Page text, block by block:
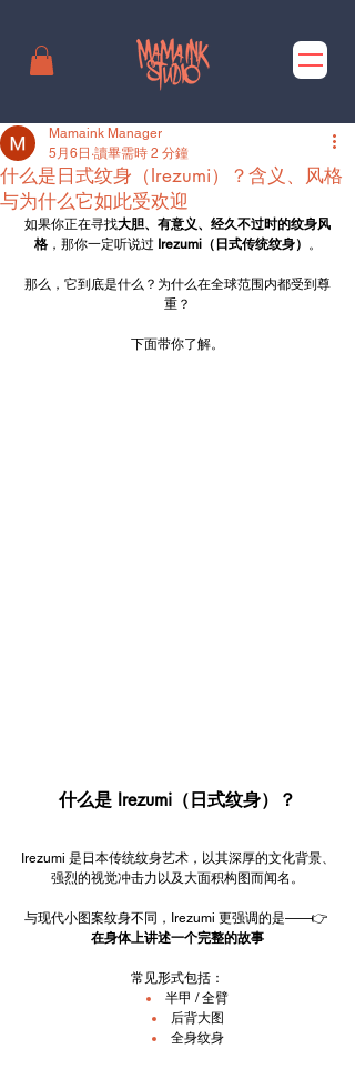
什么是日式纹身（Irezumi）？含义、风格
与为什么它如此受欢迎
Mamaink Manager
5月6日 讀畢需時 2 分鐘
如果你正在寻找大胆、有意义、经久不过时的纹身风
格，那你一定听说过 Irezumi（日式传统纹身） 。
那么，它到底是什么？为什么在全球范围内都受到尊
重？
下面带你了解。
什么是 Irezumi（日式纹身）？
Irezumi 是日本传统纹身艺术，以其深厚的文化背景、
强烈的视觉冲击力以及大面积构图而闻名。
与现代小图案纹身不同，Irezumi 更强调的是——👉
在身体上讲述一个完整的故事
常见形式包括：
半甲 / 全臂
后背大图
全身纹身